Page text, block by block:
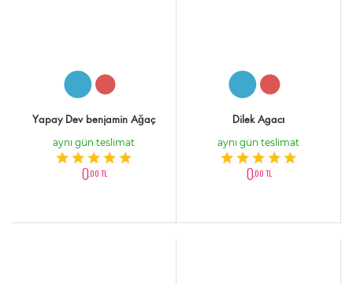
Yapay Dev benjamin Ağaç
aynı gün teslimat
0,00 TL
Dilek Agacı
aynı gün teslimat
0,00 TL